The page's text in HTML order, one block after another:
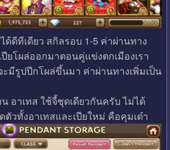
ด้ดีทีเดียว สกิลรอบ 1-5 ค่าผ่านทาง
ยโผล่ออกมาตอนคู่แข่งตกเมืองเรา
ะมีรูปปีกโผล่ขึ้นมา ค่าผ่านทางเพิ่มเป็น
อาเทส ใช้จี้ชุดเดียวกันครับ ไม่ได้
ตัวทั้งอาเทสและเปียใหม่ คือคุมเต๋า